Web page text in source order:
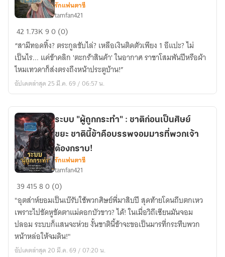
ไลฟ์
สด
ใหม่
เป็น
พระ
ชายา
ตกอับ
แล้ว
ไง?
ใน
เมื่อ
ข้า
มี
'ห้าง
สินค้า
ออนไลน์'
ส่วน
ตัว!”
รักแฟนตาซี
tamfan421
42 1.73K90 (0)
“สามีทอดทิ้ง? ตระกูลขับไล่? เหลือเงินติดตัวเพียง 1 อีแปะ? ไม่
เป็นไร... แค่ข้าคลิก 'ตะกร้าสินค้า' ในอากาศ ราชาโสมพันปีหรือผ้า
ไหมเทวดาก็ส่งตรงถึงหน้าประตูบ้าน!”
อัปเดตล่าสุด 25 มี.ค. 69 / 06:57 น.
"ผู้
ถูก
กระทำ"
:
ชาติ
ก่อน
ระบบ "ผู้ถูกกระทำ" : ชาติก่อนเป็นศิษย์
ขยะ ชาตินี้ข้าคือบรรพจอมมารที่พวกเจ้า
ต้องกราบ!
รักแฟนตาซี
tamfan421
3941580 (0)
"อุตส่าห์ยอมเป็นเบ๊รับใช้พวกศิษย์พี่มาสิบปี สุดท้ายโดนถีบตกเหว
เพราะไปขัดหูขัดตาแม่ดอกบัวขาว? ได้! ในเมื่อวิถีเซียนมันจอม
ปลอม ระบบก็แสนจะห่วย งั้นชาตินี้ข้าจะขอเป็นมารที่กระทืบพวก
หน้าหล่อให้จมดิน!"
อัปเดตล่าสุด 20 มี.ค. 69 / 07:20 น.